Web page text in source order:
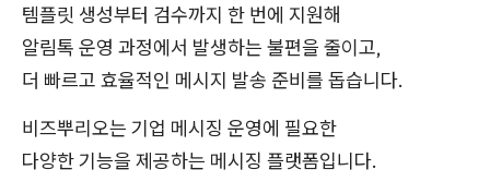
템플릿 생성부터 검수까지 한 번에 지원해
알림톡 운영 과정에서 발생하는 불편을 줄이고,
더 빠르고 효율적인 메시지 발송 준비를 돕습니다.
비즈뿌리오는 기업 메시징 운영에 필요한
다양한 기능을 제공하는 메시징 플랫폼입니다.